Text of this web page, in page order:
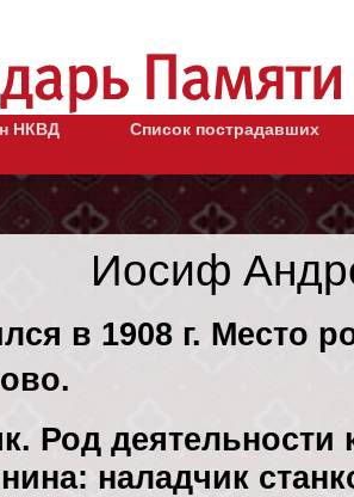
НКВД
Список пострадавших
Иосиф
в 1908 г. Место
Род
наладчик